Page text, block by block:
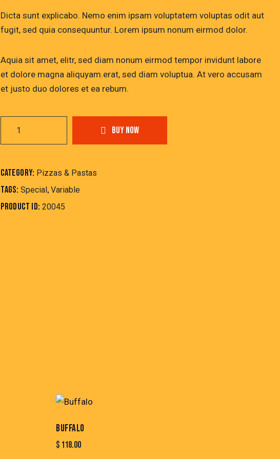
Dicta sunt explicabo. Nemo enim ipsam voluptatem voluptas odit aut
fugit, sed quia consequuntur. Lorem ipsum nonum eirmod dolor.
Aquia sit amet, elitr, sed diam nonum eirmod tempor invidunt labore
et dolore magna aliquyam.erat, sed diam voluptua. At vero accusam
et justo duo dolores et ea rebum.
BUY NOW
Category: Pizzas & Pastas
Tags: Special,Variable
Product ID: 20045
BUFFALO
$ 118.00